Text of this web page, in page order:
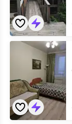
1-
комнатная
квартира
Проточная
лучшие